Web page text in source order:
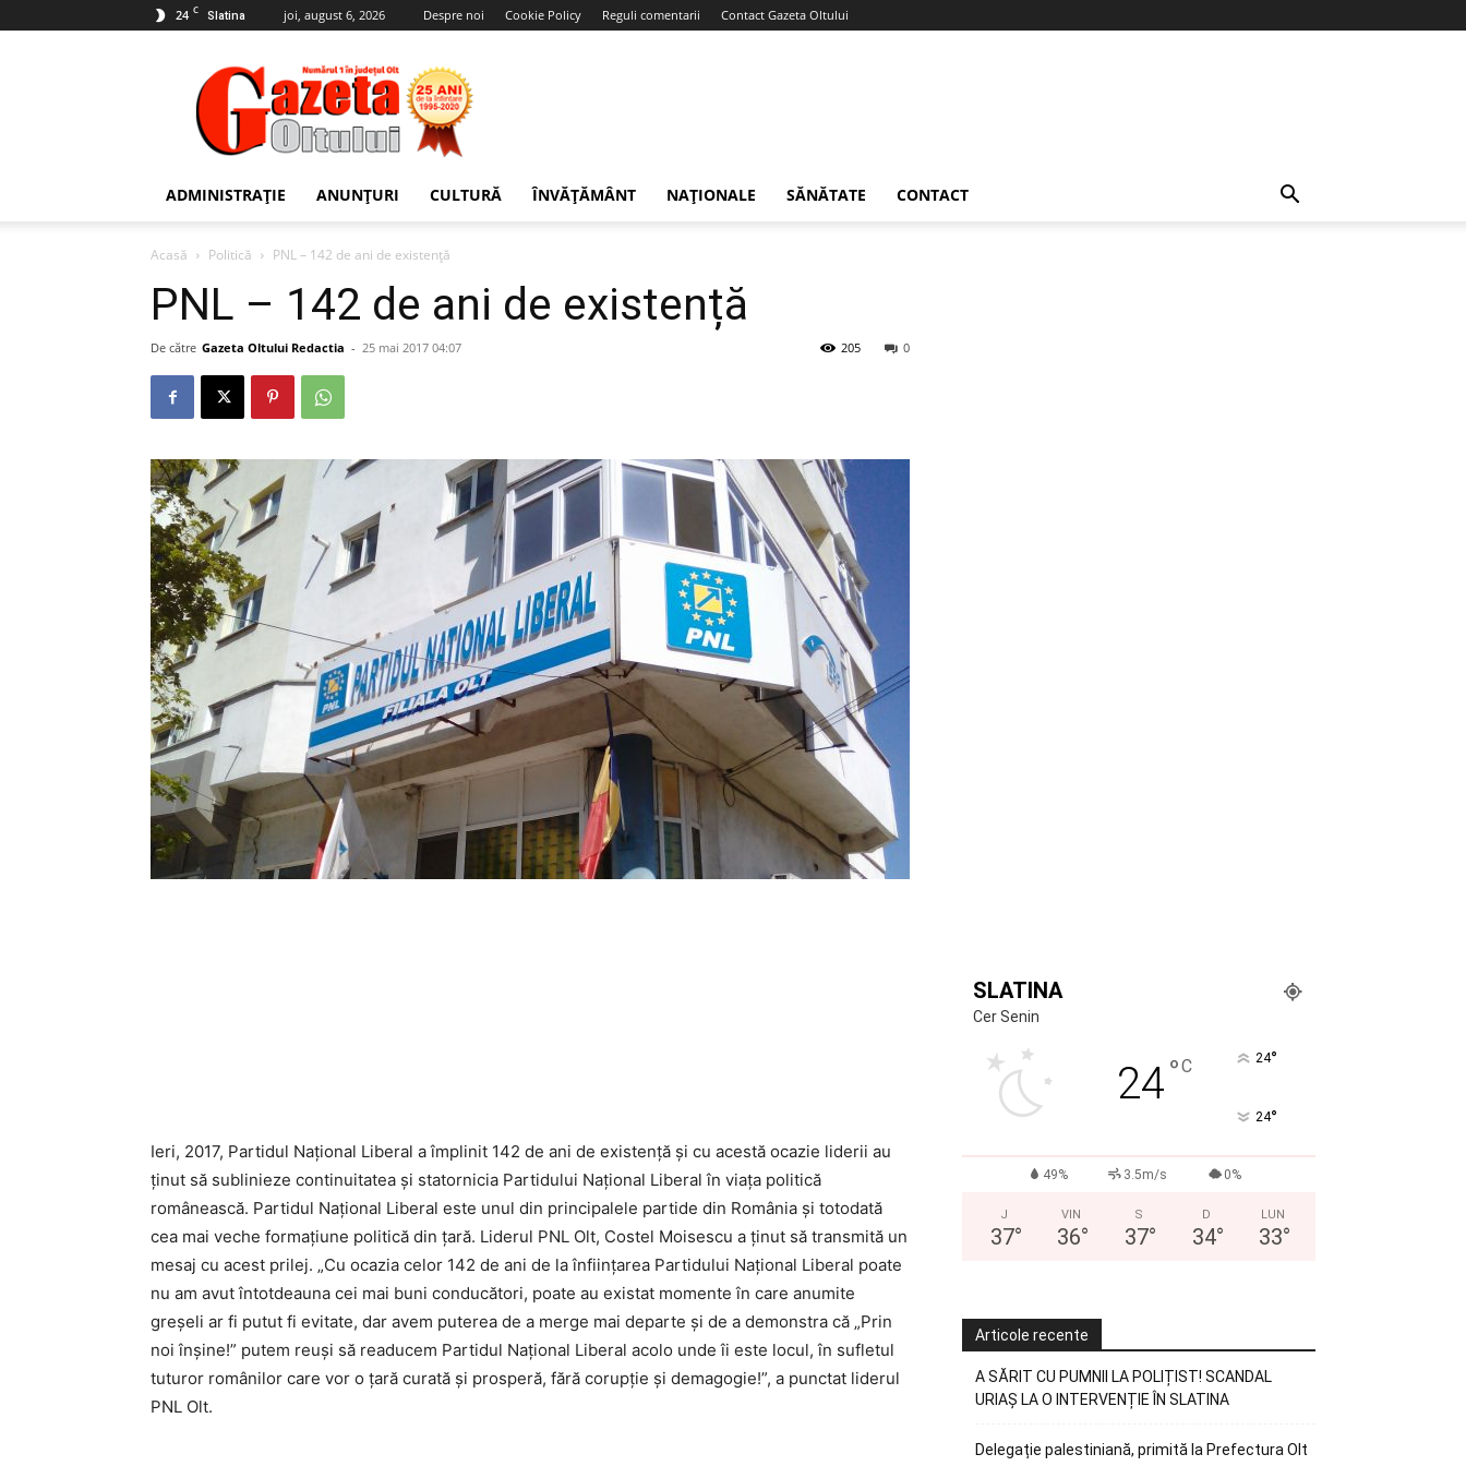
24 C Slatina joi, august 6, 2026 Despre noi Cookie Policy Reguli comentarii Contact Gazeta Oltului
Gazeta
Oltului
ADMINISTRAȚIE ANUNȚURI CULTURĂ ÎNVĂȚĂMÂNT NAȚIONALE SĂNĂTATE CONTACT
Acasă Politică PNL – 142 de ani de existență
PNL – 142 de ani de existență
De către Gazeta Oltului Redactia - 25 mai 2017 04:07 0
205
Ieri, 2017, Partidul Naţional Liberal a împlinit 142 de ani de existenţă şi cu acestă ocazie liderii au
ținut să sublinieze continuitatea şi statornicia Partidului Naţional Liberal în viața politică
românească. Partidul Naţional Liberal este unul din principalele partide din România și totodată
cea mai veche formațiune politică din țară. Liderul PNL Olt, Costel Moisescu a ținut să transmită un
mesaj cu acest prilej. „Cu ocazia celor 142 de ani de la înfiinţarea Partidului Naţional Liberal poate
nu am avut întotdeauna cei mai buni conducători, poate au existat momente în care anumite
greşeli ar fi putut fi evitate, dar avem puterea de a merge mai departe şi de a demonstra că „Prin
noi înşine!” putem reuşi să readucem Partidul Naţional Liberal acolo unde îi este locul, în sufletul
tuturor românilor care vor o ţară curată şi prosperă, fără corupţie şi demagogie!”, a punctat liderul
PNL Olt.
SLATINA
Cer Senin
24°C 24°
24°
49% 3.5m/s 0%
J
37°
VIN
36°
S
37°
D
34°
LUN
33°
Articole recente
A SĂRIT CU PUMNII LA POLIȚIST! SCANDAL
URIAȘ LA O INTERVENȚIE ÎN SLATINA
Delegație palestiniană, primită la Prefectura Olt